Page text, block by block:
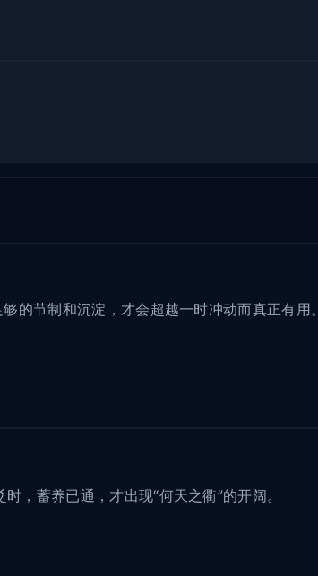
的节制和沉淀，才会超越一时冲动而真正有用。
，蓄养已通，才出现“何天之衢”的开阔。